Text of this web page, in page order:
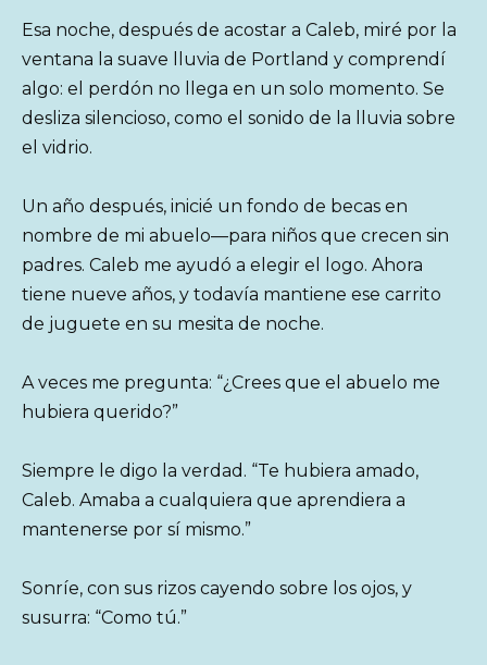
Esa noche, después de acostar a Caleb, miré por la
ventana la suave lluvia de Portland y comprendí
algo: el perdón no llega en un solo momento. Se
desliza silencioso, como el sonido de la lluvia sobre
el vidrio.
Un año después, inicié un fondo de becas en
nombre de mi abuelo—para niños que crecen sin
padres. Caleb me ayudó a elegir el logo. Ahora
tiene nueve años, y todavía mantiene ese carrito
de juguete en su mesita de noche.
A veces me pregunta: “¿Crees que el abuelo me
hubiera querido?”
Siempre le digo la verdad. “Te hubiera amado,
Caleb. Amaba a cualquiera que aprendiera a
mantenerse por sí mismo.”
Sonríe, con sus rizos cayendo sobre los ojos, y
susurra: “Como tú.”